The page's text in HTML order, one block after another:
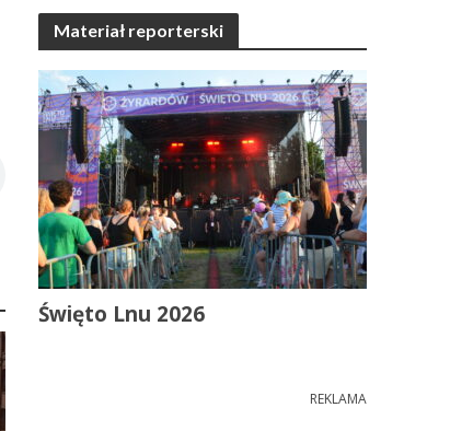
Materiał reporterski
Święto Lnu 2026
REKLAMA